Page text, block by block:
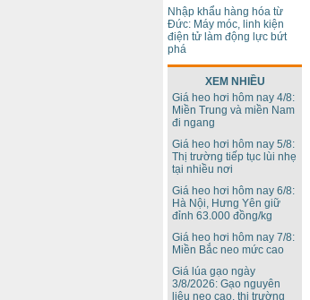
Nhập khẩu hàng hóa từ
Đức: Máy móc, linh kiện
điện tử làm động lực bứt
phá
XEM NHIỀU
Giá heo hơi hôm nay 4/8:
Miền Trung và miền Nam
đi ngang
Giá heo hơi hôm nay 5/8:
Thị trường tiếp tục lùi nhẹ
tại nhiều nơi
Giá heo hơi hôm nay 6/8:
Hà Nội, Hưng Yên giữ
đỉnh 63.000 đồng/kg
Giá heo hơi hôm nay 7/8:
Miền Bắc neo mức cao
Giá lúa gạo ngày
3/8/2026: Gạo nguyên
liệu neo cao, thị trường